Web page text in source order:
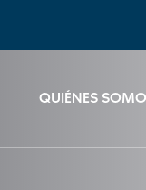
QUIÉNES